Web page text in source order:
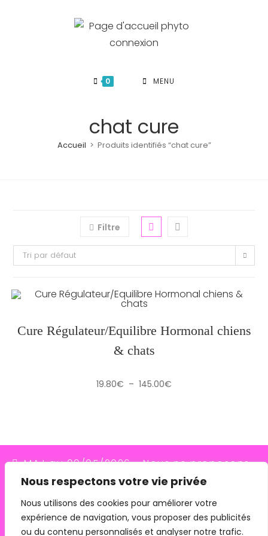
Nous respectons votre vie privée
Nous utilisons des cookies pour améliorer votre
expérience de navigation, vous proposer des publicités
ou du contenu personnalisés et analyser notre trafic.
MAJ au 09/05/2026 - Nous ne proposons
plus le transporteur Relais Colis (placés en
redressement judiciaire le 10/03/26, ils
n'assurent plus les livraisons depuis le
0 MENU
chat cure
Accueil > Produits identifiés “chat cure”
Filtre
Tri par défaut
Cure Régulateur/Equilibre Hormonal chiens
& chats
19.80€ – 145.00€